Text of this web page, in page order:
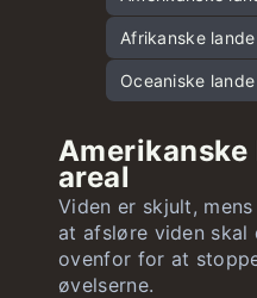
Hovedstæder i
Oceaniske flag
Afrikanske
Oceaniske
areal
Viden er skjult,
at afsløre viden skal
ovenfor for at
øvelserne.